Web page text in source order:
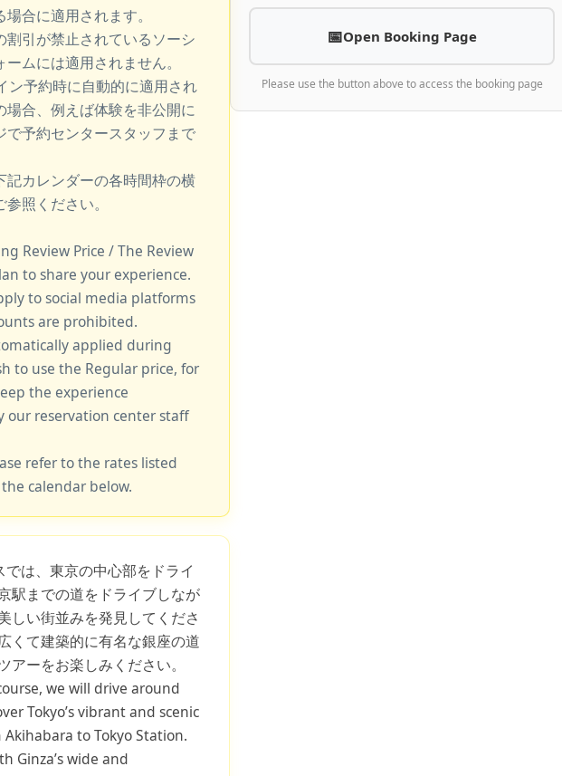
合に適用されます。
引が禁止されているソーシ
ムには適用されません。
予約時に自動的に適用され
合、例えば体験を非公開に
予約センタースタッフまで
カレンダーの各時間枠の横
照ください。
Review Price / The Review
to share your experience.
to social media platforms
are prohibited.
applied during
to use the Regular price, for
the experience
our reservation center staff
refer to the rates listed
calendar below.
は、東京の中心部をドライ
駅までの道をドライブしなが
しい街並みを発見してくださ
くて建築的に有名な銀座の道
ーをお楽しみください。
we will drive around
Tokyo’s vibrant and scenic
to Tokyo Station.
Ginza’s wide and
Open Booking Page
Please use the button above to access the booking page